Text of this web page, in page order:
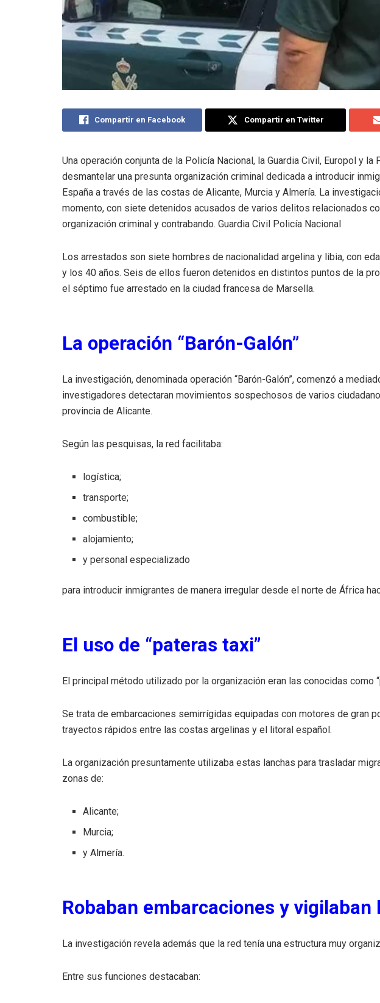
Compartir en Facebook Compartir en Twitter
Una operación conjunta de la Policía Nacional, la Guardia Civil, Europol y
desmantelar una presunta organización criminal dedicada a introducir
España a través de las costas de Alicante, Murcia y Almería. La
momento, con siete detenidos acusados de varios delitos relacionados
organización criminal y contrabando. Guardia Civil Policía Nacional
Los arrestados son siete hombres de nacionalidad argelina y libia, con
y los 40 años. Seis de ellos fueron detenidos en distintos puntos de la
el séptimo fue arrestado en la ciudad francesa de Marsella.
La operación “Barón-Galón”
La investigación, denominada operación “Barón-Galón”, comenzó a
investigadores detectaran movimientos sospechosos de varios
provincia de Alicante.
Según las pesquisas, la red facilitaba:
logística;
transporte;
combustible;
alojamiento;
y personal especializado
para introducir inmigrantes de manera irregular desde el norte de África
El uso de “pateras taxi”
El principal método utilizado por la organización eran las conocidas como
Se trata de embarcaciones semirrígidas equipadas con motores de gran
trayectos rápidos entre las costas argelinas y el litoral español.
La organización presuntamente utilizaba estas lanchas para trasladar
zonas de:
Alicante;
Murcia;
y Almería.
Robaban embarcaciones y vigilaban
La investigación revela además que la red tenía una estructura muy
Entre sus funciones destacaban: